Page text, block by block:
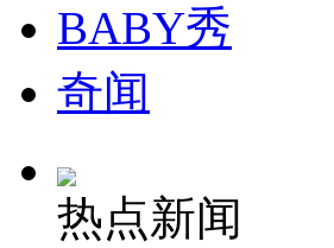
外交部：有关国家言论片面不公正
安徽一实载49人客车翻车
BABY秀
奇闻
热点新闻